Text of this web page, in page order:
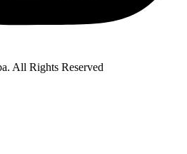
All Rights Reserved